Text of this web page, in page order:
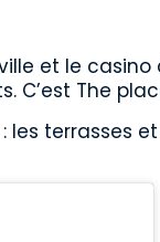
et le
C’est The
les terrasses